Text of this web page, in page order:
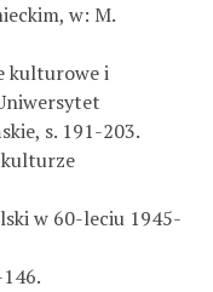
w: M.
kulturowe i
s. 191-203.
kulturze
w 60-leciu 1945-